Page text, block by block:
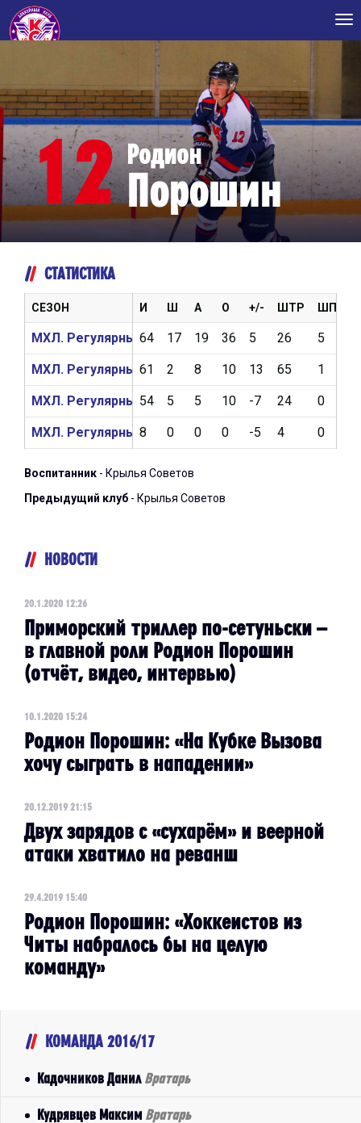
12 Родион
Порошин
СТАТИСТИКА
И Ш А О +/- ШТР ШП
64 17 19 36 5 26 5
61 2 8 10 13 65 1
54 5 5 10 -7 24 0
8 0 0 0 -5 4 0
СЕЗОН
МХЛ. Регулярный чемпионат 2019/2020
МХЛ. Регулярный чемпионат 2018/2019
МХЛ. Регулярный чемпионат 2017/2018
МХЛ. Регулярный чемпионат 2016/2017
Воспитанник - Крылья Советов
Предыдущий клуб - Крылья Советов
НОВОСТИ
20.1.2020 12:26
Приморский триллер по-сетуньски –
в главной роли Родион Порошин
(отчёт, видео, интервью)
10.1.2020 15:24
Родион Порошин: «На Кубке Вызова
хочу сыграть в нападении»
20.12.2019 21:15
Двух зарядов с «сухарём» и веерной
атаки хватило на реванш
29.4.2019 15:40
Родион Порошин: «Хоккеистов из
Читы набралось бы на целую
команду»
КОМАНДА 2016/17
Кадочников Данил Вратарь
Кудрявцев Максим Вратарь